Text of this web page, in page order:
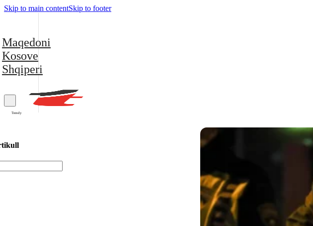
Skip to main contentSkip to footer
Maqedoni
Kosove
Shqiperi
Trendy